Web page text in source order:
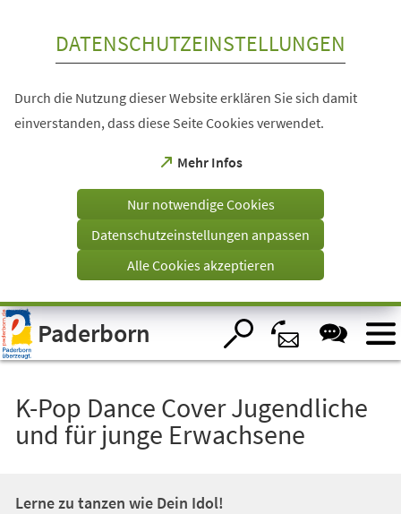
Visuelle
Assistenzsoftware
öffnen.
DATENSCHUTZEINSTELLUNGEN
Durch die Nutzung dieser Website erklären Sie sich damit
einverstanden, dass diese Seite Cookies verwendet.
Mehr Infos
(Öffnet
einem
Tab)
Nur notwendige Cookies
Datenschutzeinstellungen anpassen
Alle Cookies akzeptieren
Paderborn
K-Pop Dance Cover Jugendliche
und für junge Erwachsene
Lerne zu tanzen wie Dein Idol!